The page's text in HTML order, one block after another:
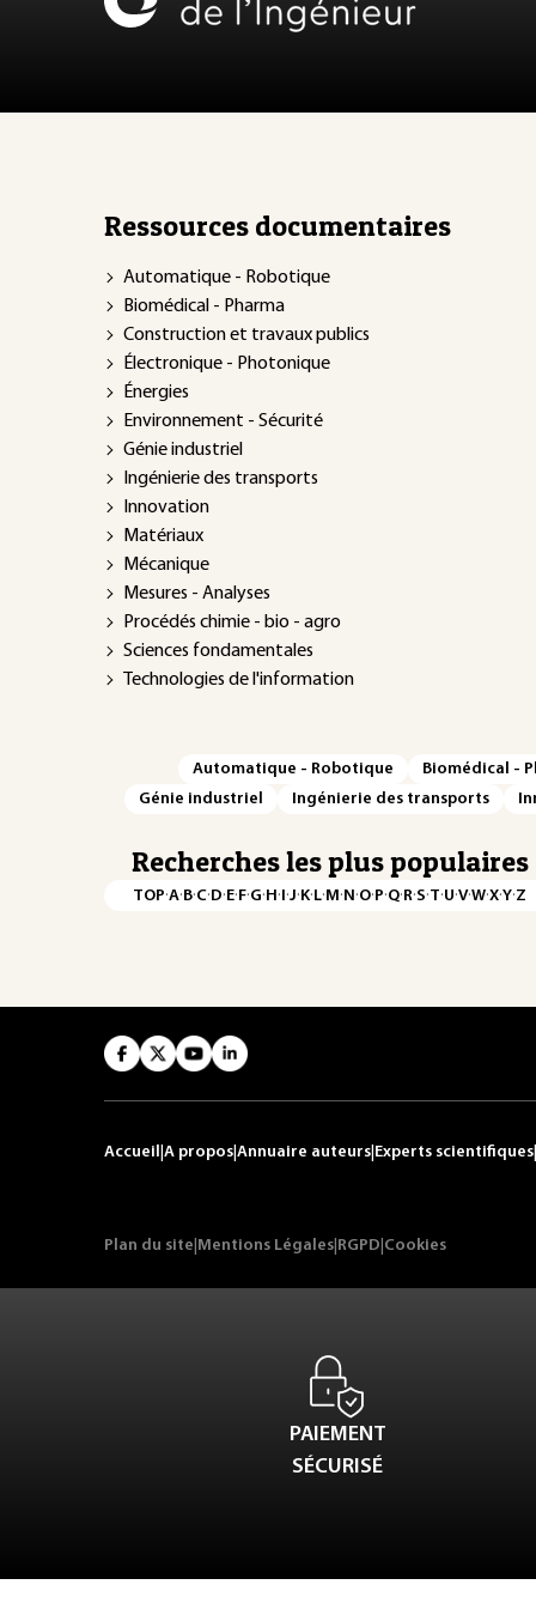
Ressources documentaires
Automatique - Robotique
Biomédical - Pharma
Construction et travaux publics
Électronique - Photonique
Énergies
Environnement - Sécurité
Génie industriel
Ingénierie des transports
Innovation
Matériaux
Mécanique
Mesures - Analyses
Procédés chimie - bio - agro
Sciences fondamentales
Technologies de l'information
Automatique - Robotique
Biomédical -
Génie industriel
Ingénierie des transports
Recherches les plus populaires
TOP·A·B·C·D·E·F·G·H·I·J·K·L·M·N·O·P·Q·R·S·T·U·V·W·X·Y·Z
Accueil A propos Annuaire auteurs Experts scientifiques
Plan du site Mentions Légales RGPD Cookies
PAIEMENT
SÉCURISÉ